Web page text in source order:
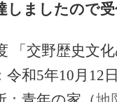
しましたので
「交野歴史文
和5年10月12